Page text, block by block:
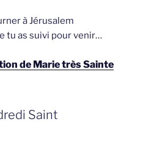
à Jérusalem
tu as suivi pour venir…
de Marie très Sainte
Saint